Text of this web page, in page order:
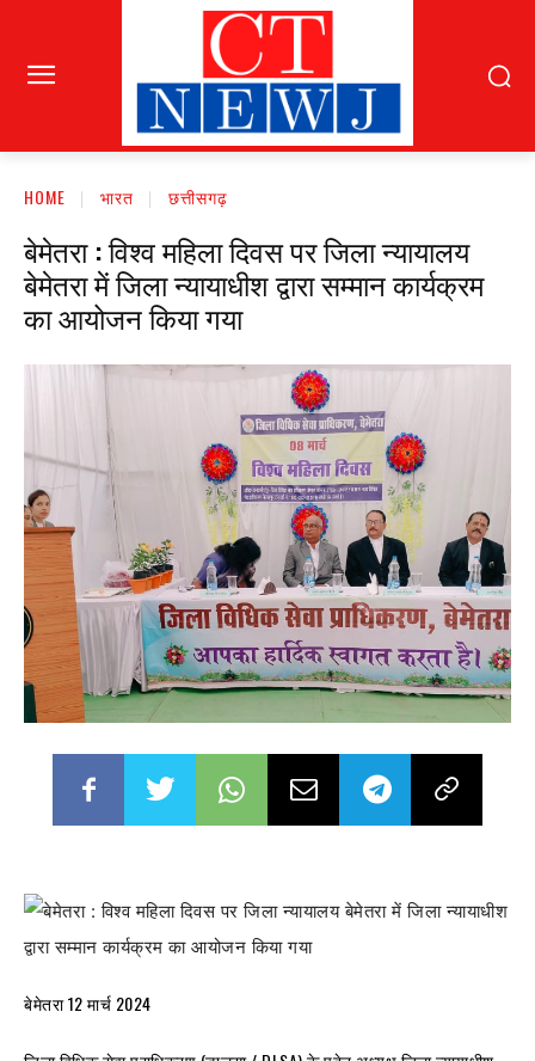
HOME भारत छत्तीसगढ़
बेमेतरा : विश्व महिला दिवस पर जिला न्यायालय
बेमेतरा में जिला न्यायाधीश द्वारा सम्मान कार्यक्रम
का आयोजन किया गया
बेमेतरा 12 मार्च 2024